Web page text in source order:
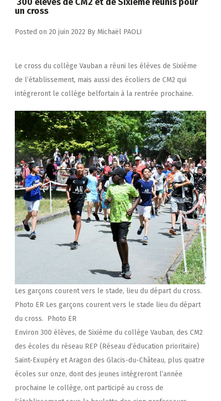
un cross
Posted on 20 juin 2022 By Michaël PAOLI
Le cross du collège Vauban a réuni les élèves de Sixième
de l’établissement, mais aussi des écoliers de CM2 qui
intégreront le collège belfortain à la rentrée prochaine.
Les garçons courent vers le stade, lieu du départ du cross.
Photo ER Les garçons courent vers le stade lieu du départ
du cross. Photo ER
Environ 300 élèves, de Sixième du collège Vauban, des CM2
des écoles du réseau REP (Réseau d’éducation prioritaire)
Saint-Exupéry et Aragon des Glacis-du-Château, plus quatre
écoles sur onze, dont des jeunes intégreront l’année
prochaine le collège, ont participé au cross de